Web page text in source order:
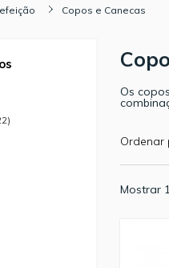
Copos e Canecas
Os
Ordenar
Mostrar